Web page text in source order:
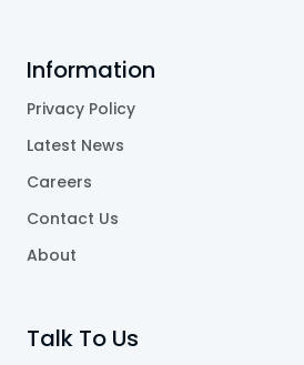
Information
Privacy Policy
Latest News
Careers
Contact Us
About
Talk To Us